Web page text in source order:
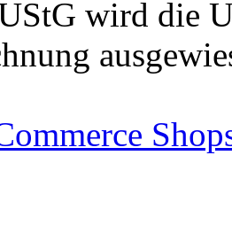
wird die